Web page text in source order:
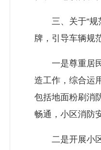
三、关于“规范
牌，引导车辆规
一是尊重居民
造工作，综合运
包括地面粉刷消
畅通，小区消防
二是开展小区